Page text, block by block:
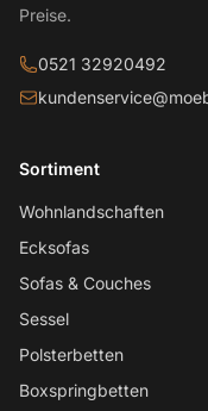
Preise.
0521 32920492
Sortiment
Wohnlandschaften
Ecksofas
Sofas & Couches
Sessel
Polsterbetten
Boxspringbetten